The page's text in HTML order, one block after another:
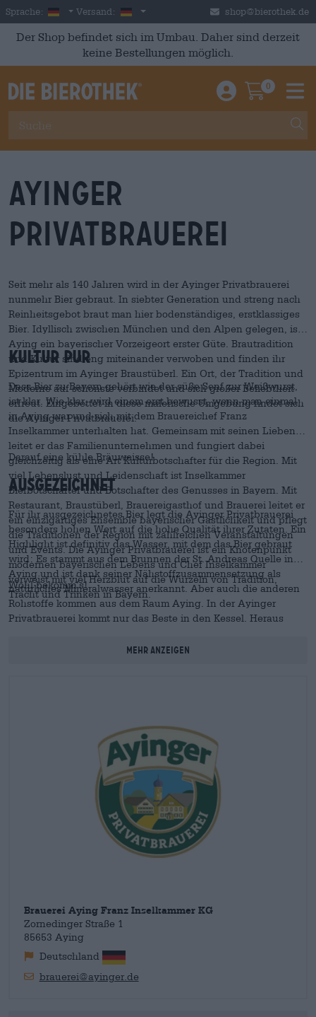
Skip to main content
Sprache: German
Versand: Deutschland shop@bierothek.de
Der Shop befindet sich im Umbau. Daher sind derzeit
keine Bestellungen möglich.
Einloggen /
0
Ayinger
Privatbrauerei
Seit mehr als 140 Jahren wird in der Ayinger Privatbrauerei
nunmehr Bier gebraut. In siebter Generation und streng nach
Reinheitsgebot braut man hier bodenständiges, erstklassiges
Bier. Idyllisch zwischen München und den Alpen gelegen, ist
Aying ein bayerischer Vorzeigeort erster Güte. Brautradition
und Kultur sind eng miteinander verwoben und finden ihr
Epizentrum im Ayinger Braustüberl. Ein Ort, der Tradition und
Moderne auf schönste verbindet und sich großer Beliebtheit
erfreut. Eingebettet in diese malerische Umgebung findet sich
die Ayinger Privatbrauerei.
Kultur pur
Dass Bier zu Bayern gehört wie der süße Senf zur Weißwurst,
ist klar. Wie klar, wird einem erst bewusst, wenn man einmal
in Aying war und sich mit dem Brauereichef Franz
Inselkammer unterhalten hat. Gemeinsam mit seinen Lieben
leitet er das Familienunternehmen und fungiert dabei
gleichzeitig als eine Art Kulturbotschafter für die Region. Mit
viel Lebenslust und Leidenschaft ist Inselkammer
Bierbotschafter und Botschafter des Genusses in Bayern. Mit
Restaurant, Braustüberl, Brauereigasthof und Brauerei leitet er
ein einzigartiges Ensemble bayerischer Gastlichkeit und pflegt
die Traditionen der Region mit zahlreichen Veranstaltungen
und Events. Die Ayinger Privatbrauerei ist ein Knotenpunkt
modernen bayerischen Lebens und Chef Inselkammer
verweist mit viel Herzblut auf die Wurzeln von Tradition,
Tracht und Trinken in Bayern.
Darauf eine kühle Bräuweisse!
Ausgezeichnet
Für ihr ausgezeichnetes Bier legt die Ayinger Privatbrauerei
besonders hohen Wert auf die hohe Qualität ihrer Zutaten. Ein
Highlight ist definitiv das Wasser, mit dem das Bier gebraut
wird: Es stammt aus dem Brunnen der St. Andreas Quelle in
Aying und ist dank seiner Nähstoffzusammensetzung als
natürliches Mineralwasser anerkannt. Aber auch die anderen
Rohstoffe kommen aus dem Raum Aying. In der Ayinger
Privatbrauerei kommt nur das Beste in den Kessel. Heraus
Bierspezialitäten, die weltweit Anerkennung finden.
Wohl bekomm’s!
Mehr anzeigen
Brauerei Aying Franz Inselkammer KG
Zornedinger Straße 1
85653 Aying
Deutschland
brauerei@ayinger.de